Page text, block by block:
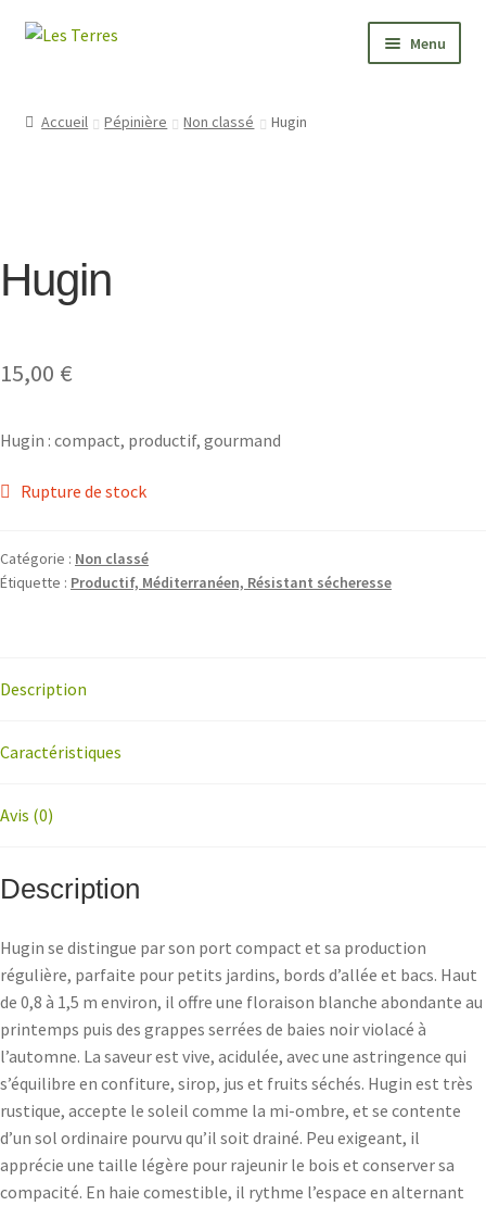
Aller
navigation
Aller
Menu
VALEURS
Accueil Pépinière Non classé Hugin
Hugin
15,00 €
Hugin : compact, productif, gourmand
Rupture de stock
Catégorie : Non classé
Étiquette : Productif, Méditerranéen, Résistant sécheresse
Description
Caractéristiques
Avis (0)
Description
Hugin se distingue par son port compact et sa production
régulière, parfaite pour petits jardins, bords d’allée et bacs. Haut
de 0,8 à 1,5 m environ, il offre une floraison blanche abondante au
printemps puis des grappes serrées de baies noir violacé à
l’automne. La saveur est vive, acidulée, avec une astringence qui
s’équilibre en confiture, sirop, jus et fruits séchés. Hugin est très
rustique, accepte le soleil comme la mi-ombre, et se contente
d’un sol ordinaire pourvu qu’il soit drainé. Peu exigeant, il
apprécie une taille légère pour rajeunir le bois et conserver sa
compacité. En haie comestible, il rythme l’espace en alternant